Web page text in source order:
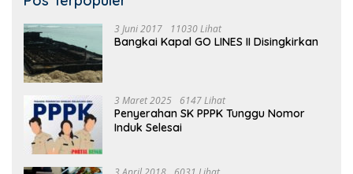
3 Juni 2017 11030 Lihat
Bangkai Kapal GO LINES II Disingkirkan
3 Maret 2025 6147 Lihat
Penyerahan SK PPPK Tunggu Nomor
Induk Selesai